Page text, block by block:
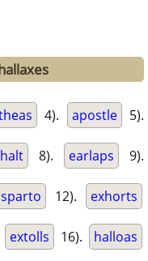
4). apostle 5).
8). earlaps 9).
12). exhorts
extolls 16). halloas